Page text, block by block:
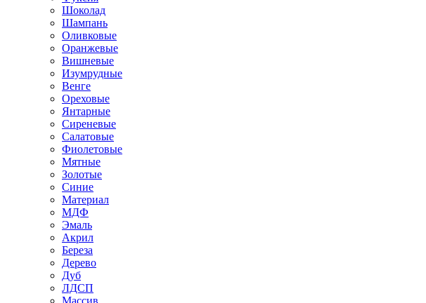
Шоколад
Шампань
Оливковые
Оранжевые
Вишневые
Изумрудные
Венге
Ореховые
Янтарные
Сиреневые
Салатовые
Фиолетовые
Мятные
Золотые
Синие
Материал
МДФ
Эмаль
Акрил
Береза
Дерево
Дуб
ЛДСП
Массив